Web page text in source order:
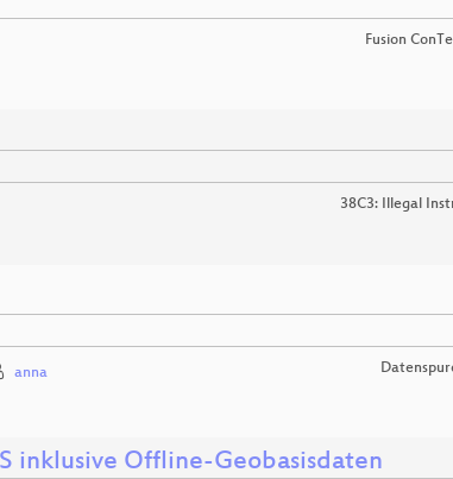
Fusion
38C3: Illegal
anna
inklusive Offline-Geobasisdaten